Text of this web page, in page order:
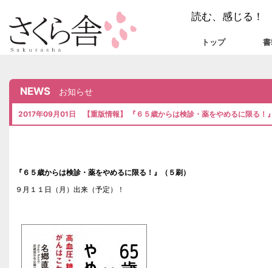
読む、感じる
トップ
NEWS お知らせ
2017年09月01日 【重版情報】 『６５歳からは検診・薬をやめるに限る！
『６５歳からは検診・薬をやめるに限る！』（５刷）
９月１１日（月）出来（予定）！